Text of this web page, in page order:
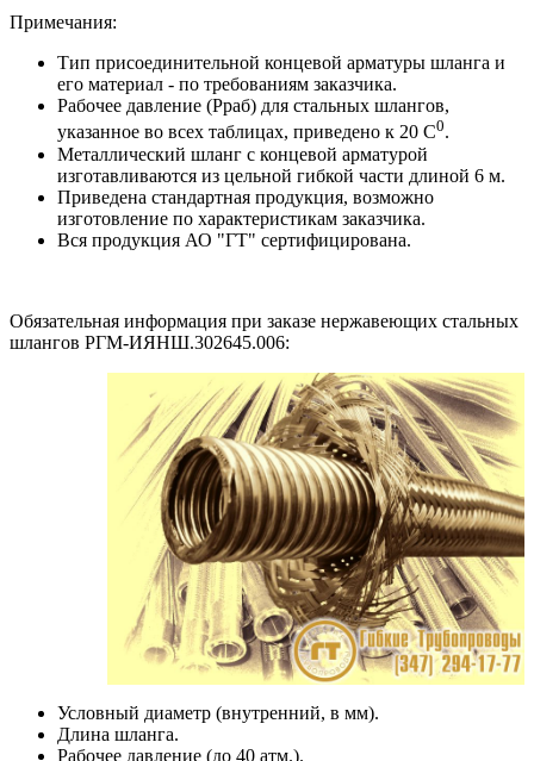
Примечания:
Тип присоединительной концевой арматуры шланга и
его материал - по требованиям заказчика.
Рабочее давление (Рраб) для стальных шлангов,
указанное во всех таблицах, приведено к 20 С0.
Металлический шланг с концевой арматурой
изготавливаются из цельной гибкой части длиной 6 м.
Приведена стандартная продукция, возможно
изготовление по характеристикам заказчика.
Вся продукция АО "ГТ" сертифицирована.
Обязательная информация при заказе нержавеющих стальных
шлангов РГМ-ИЯНШ.302645.006:
Условный диаметр (внутренний, в мм).
Длина шланга.
Рабочее давление (до 40 атм.).